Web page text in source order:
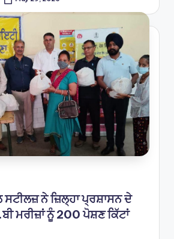
ਨੇ ਜ਼ਿਲ੍ਹਾ ਪ੍ਰਸ਼ਾਸਨ ਦੇ
ਮਰੀਜ਼ਾਂ ਨੂੰ 200 ਪੋਸ਼ਣ ਕਿੱਟਾਂ